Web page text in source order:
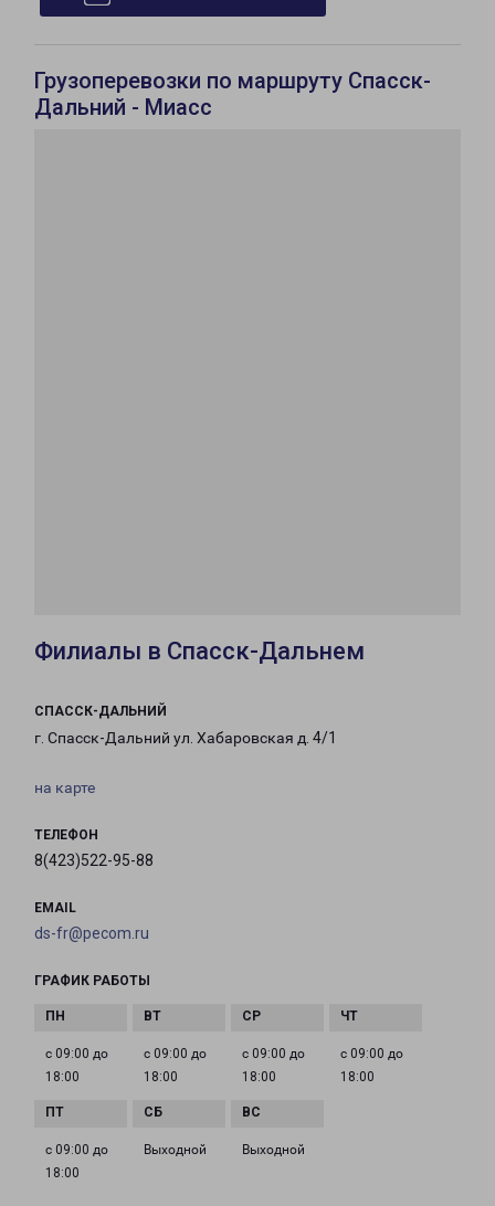
Грузоперевозки по маршруту Спасск-
Дальний - Миасс
Филиалы в Спасск-Дальнем
СПАССК-ДАЛЬНИЙ
г. Спасск-Дальний ул. Хабаровская д. 4/1
на карте
ТЕЛЕФОН
8(423)522-95-88
EMAIL
ds-fr@pecom.ru
ГРАФИК РАБОТЫ
с 09:00 до
18:00
с 09:00 до
18:00
с 09:00 до
18:00
с 09:00 до
18:00
с 09:00 до
18:00
Выходной Выходной